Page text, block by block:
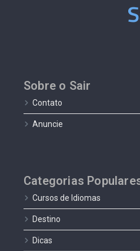
Sobre o Sair
Contato
Anuncie
Categorias
Cursos de Idiomas
Destino
Dicas